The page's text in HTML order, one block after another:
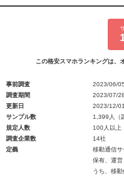
この格安スマホランキングは、
事前調査
2023/06/
調査期間
2023/07/
更新日
2023/12/01
サンプル数
1,399人（
規定人数
100人以上
調査企業数
14社
定義
移動通信サ
保有、運
うち、移